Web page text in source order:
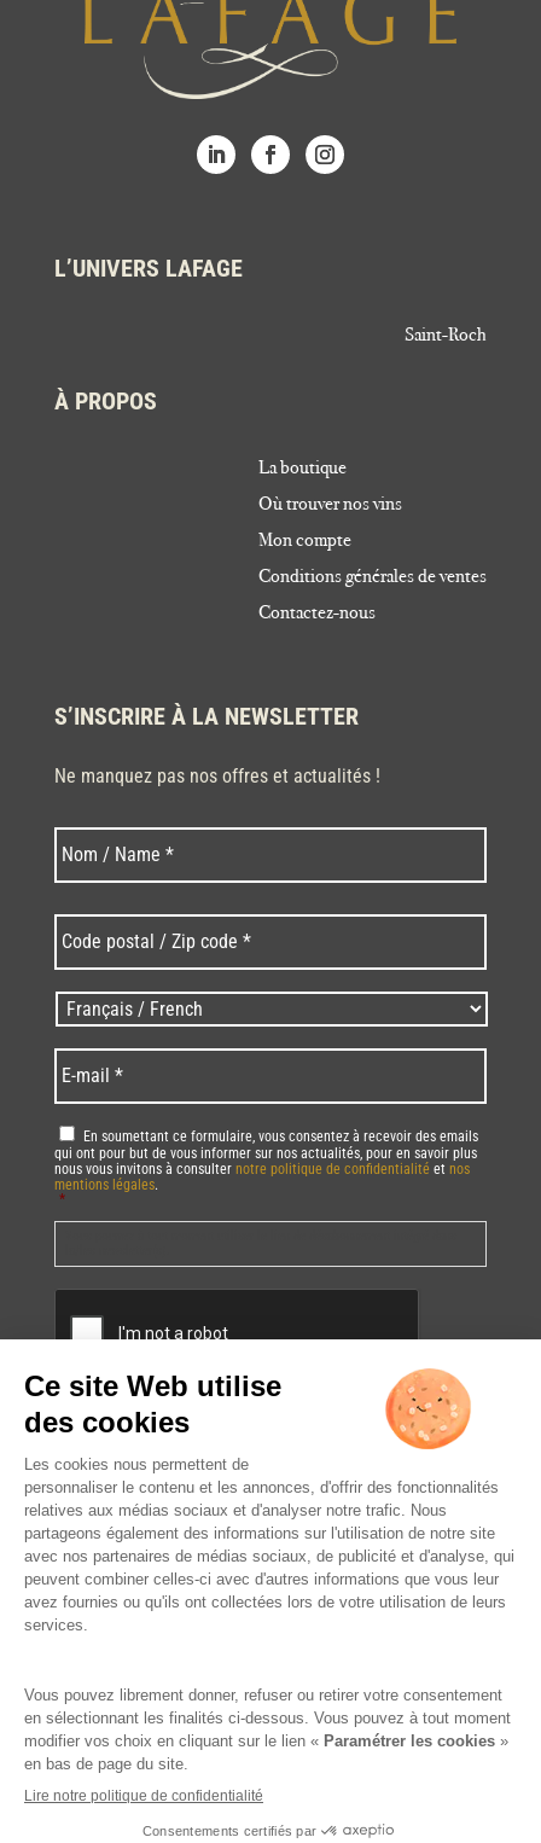
L’UNIVERS LAFAGE
Saint-Roch
À PROPOS
La boutique
Où trouver nos vins
Mon compte
Conditions générales de ventes
Contactez-nous
S’INSCRIRE À LA NEWSLETTER
Ne manquez pas nos offres et actualités !
Nom * Nom
postal
/
Zip
code
* *
Langues
/
Language *
mail *
RGPD *
En soumettant ce formulaire, vous consentez à recevoir des emails
qui ont pour but de vous informer sur nos actualités, pour en savoir plus
nous vous invitons à consulter notre politique de confidentialité et nos
mentions légales.
*
L’ABUS D’ALCOOL EST
DANGEREUX POUR LA SANTÉ.
MODÉRATION.